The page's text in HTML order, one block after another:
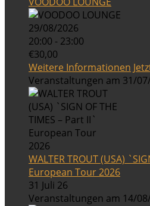
29/08/2026
20:00 - 23:00
€30,00
Weitere Informationen
Veranstaltungen am 31/
WALTER TROUT (USA)
European Tour 2026
31 Juli 26
Veranstaltungen am 14/